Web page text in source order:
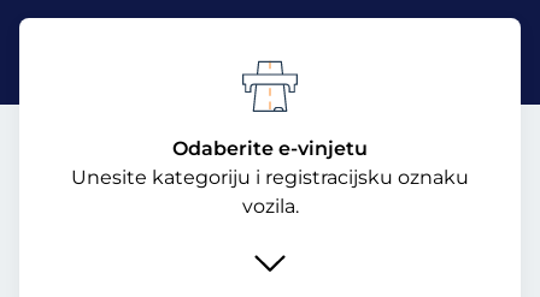
Odaberite e-vinjetu
Unesite kategoriju i registracijsku oznaku
vozila.